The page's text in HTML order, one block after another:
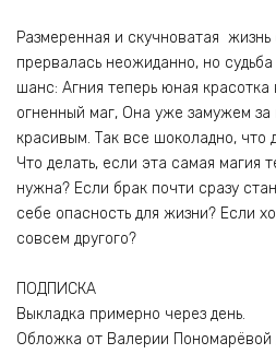
Размеренная и скучноватая
прервалась неожиданно, но
шанс: Агния теперь юная
огненный маг, Она уже замужем за
красивым. Так все шоколадно, что
Что делать, если эта самая магия
нужна? Если брак почти сразу
себе опасность для жизни? Если
совсем другого?
ПОДПИСКА
Выкладка примерно через день.
Обложка от Валерии